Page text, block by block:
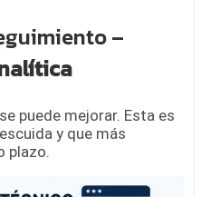
–
puede mejorar. Esta es
y que más
plazo.